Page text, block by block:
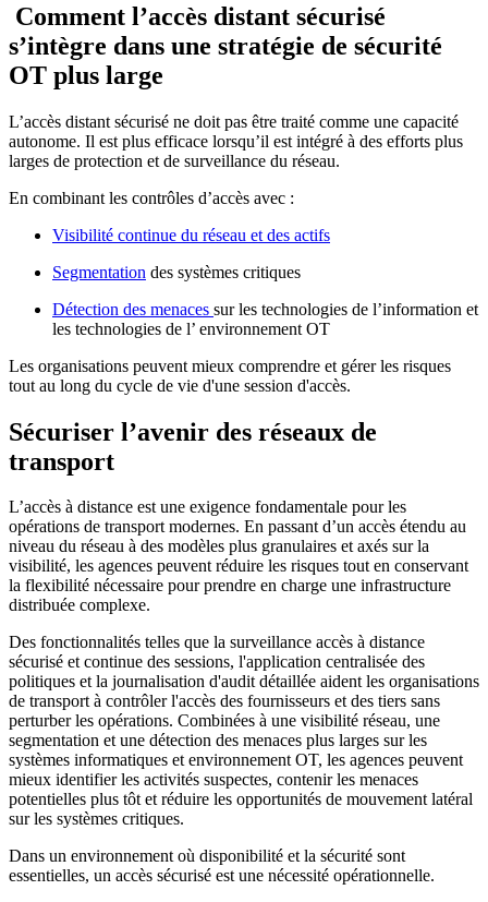
Comment l’accès distant sécurisé
s’intègre dans une stratégie de sécurité
OT plus large
L’accès distant sécurisé ne doit pas être traité comme une capacité
autonome. Il est plus efficace lorsqu’il est intégré à des efforts plus
larges de protection et de surveillance du réseau.
En combinant les contrôles d’accès avec :
Visibilité continue du réseau et des actifs
Segmentation des systèmes critiques
Détection des menaces sur les technologies de l’information et
les technologies de l’ environnement OT
Les organisations peuvent mieux comprendre et gérer les risques
tout au long du cycle de vie d'une session d'accès.
Sécuriser l’avenir des réseaux de
transport
L’accès à distance est une exigence fondamentale pour les
opérations de transport modernes. En passant d’un accès étendu au
niveau du réseau à des modèles plus granulaires et axés sur la
visibilité, les agences peuvent réduire les risques tout en conservant
la flexibilité nécessaire pour prendre en charge une infrastructure
distribuée complexe.
Des fonctionnalités telles que la surveillance accès à distance
sécurisé et continue des sessions, l'application centralisée des
politiques et la journalisation d'audit détaillée aident les organisations
de transport à contrôler l'accès des fournisseurs et des tiers sans
perturber les opérations. Combinées à une visibilité réseau, une
segmentation et une détection des menaces plus larges sur les
systèmes informatiques et environnement OT, les agences peuvent
mieux identifier les activités suspectes, contenir les menaces
potentielles plus tôt et réduire les opportunités de mouvement latéral
sur les systèmes critiques.
Dans un environnement où disponibilité et la sécurité sont
essentielles, un accès sécurisé est une nécessité opérationnelle.